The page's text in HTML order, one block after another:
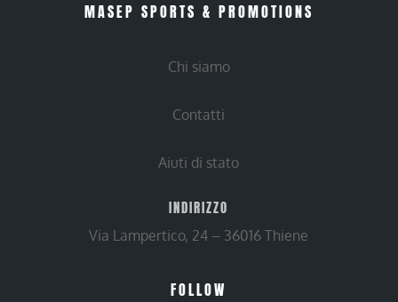
MASEP SPORTS & PROMOTIONS
Chi siamo
Contatti
Aiuti di stato
INDIRIZZO
Via Lampertico, 24 – 36016 Thiene
FOLLOW